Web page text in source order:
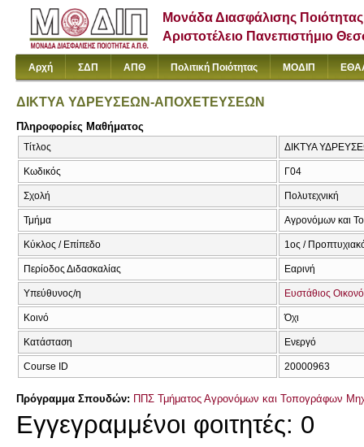
Μονάδα Διασφάλισης Ποιότητας
Αριστοτέλειο Πανεπιστήμιο
Αρχή ΣΔΠ ΑΠΘ Πολιτική Ποιότητας ΜΟΔΙΠ
ΔΙΚΤΥΑ ΥΔΡΕΥΣΕΩΝ-ΑΠΟΧΕΤΕΥΣΕΩΝ
Πληροφορίες Μαθήματος
Τίτλος ΔΙΚΤΥΑ
Κωδικός Γ04
Σχολή Πολυτεχνική
Τμήμα Αγρονόμων και
Κύκλος / Επίπεδο 1ος /
Περίοδος Διδασκαλίας Εαρινή
Υπεύθυνος/η Ευστάθιος
Κοινό Όχι
Κατάσταση Ενεργό
Course ID 20000963
Πρόγραμμα Σπουδών: ΠΠΣ Τμήματος Αγρονόμων και Τοπογράφων
Εγγεγραμμένοι φοιτητές: 0